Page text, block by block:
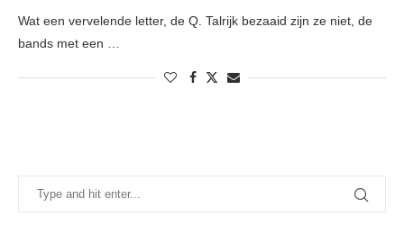
Wat een vervelende letter, de Q. Talrijk bezaaid zijn ze niet, de
bands met een …